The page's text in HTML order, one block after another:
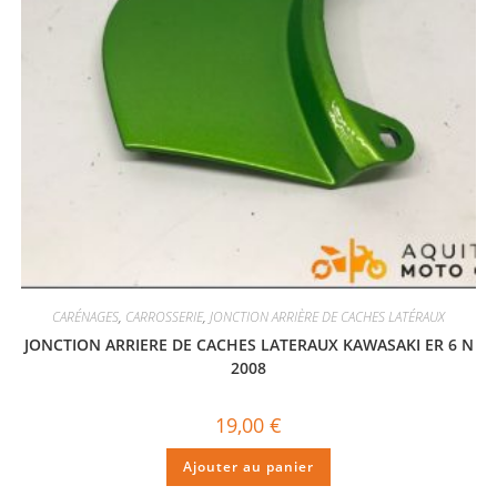
CARÉNAGES, CARROSSERIE, JONCTION ARRIÈRE DE CACHES LATÉRAUX
JONCTION ARRIERE DE CACHES LATERAUX KAWASAKI ER 6 N
2008
19,00 €
Ajouter au panier